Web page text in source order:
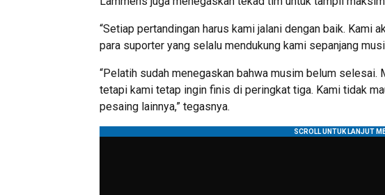
“Setiap pertandingan harus kami jalani dengan baik. Kami
para suporter yang selalu mendukung kami sepanjang
“Pelatih sudah menegaskan bahwa musim belum
tetapi kami tetap ingin finis di peringkat tiga. Kami tidak
pesaing lainnya,” tegasnya.